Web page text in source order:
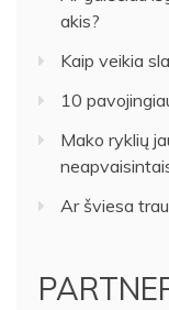
akis?
Kaip veikia
10
Mako ryklių
Ar šviesa